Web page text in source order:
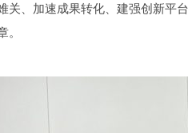
关、加速成果转化、建强创新
。